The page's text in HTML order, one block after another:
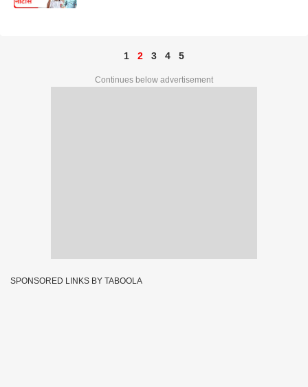
1 2 3 4 5
Continues below advertisement
SPONSORED LINKS BY TABOOLA